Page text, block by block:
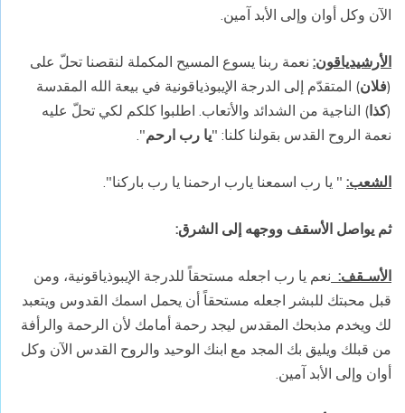
الآن وكل أوان وإلى الأبد آمين.
الأرشيدياقون: نعمة ربنا يسوع المسيح المكملة لنقصنا تحلّ على
(فلان) المتقدّم إلى الدرجة الإيبوذياقونية في بيعة الله المقدسة
(كذا) الناجية من الشدائد والأتعاب. اطلبوا كلكم لكي تحلّ عليه
نعمة الروح القدس بقولنا كلنا: "يا رب ارحم".
الشعب: " يا رب اسمعنا يارب ارحمنا يا رب باركنا".
ثم يواصل الأسقف ووجهه إلى الشرق:
الأسـقف: نعم يا رب اجعله مستحقاً للدرجة الإيبوذياقونية، ومن
قبل محبتك للبشر اجعله مستحقاً أن يحمل اسمك القدوس ويتعبد
لك ويخدم مذبحك المقدس ليجد رحمة أمامك لأن الرحمة والرأفة
من قبلك ويليق بك المجد مع ابنك الوحيد والروح القدس الآن وكل
أوان وإلى الأبد آمين.